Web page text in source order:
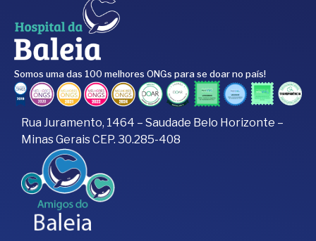
Somos uma das 100 melhores ONGs para se doar no país!
Rua Juramento, 1464 – Saudade Belo Horizonte –
Minas Gerais CEP. 30.285-408